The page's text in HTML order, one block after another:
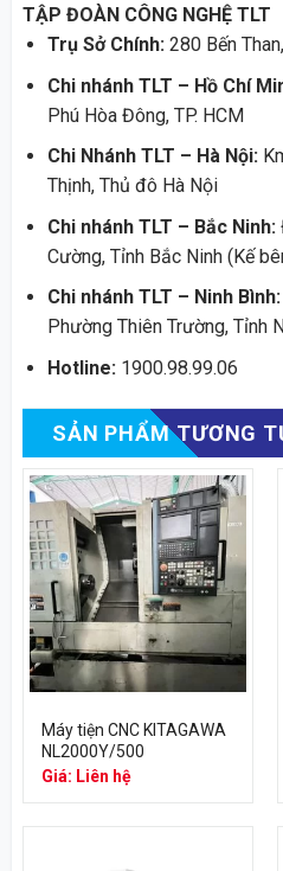
TẬP ĐOÀN CÔNG NGHỆ TLT
Trụ Sở Chính:280 Bến
Chi nhánh TLT – Hồ Chí
Phú Hòa Đông, TP. HCM
Chi Nhánh TLT – Hà Nội:
Thịnh, Thủ đô Hà Nội
Chi nhánh TLT – Bắc Ninh:
Cường, Tỉnh Bắc Ninh (Kế
Chi nhánh TLT – Ninh Bình:
Phường Thiên Trường, Tỉnh
Hotline:1900.98.99.06
SẢN PHẨM TƯƠNG
Máy tiện CNC KITAGAWA
NL2000Y/500
Giá: Liên hệ